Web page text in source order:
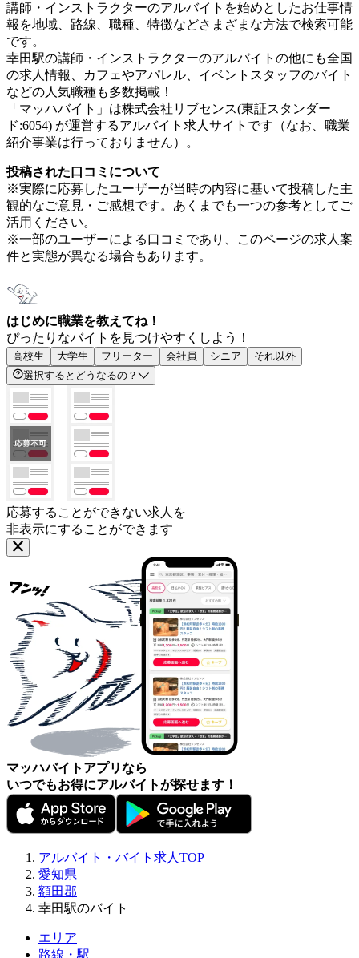
講師・インストラクターのアルバイトを始めとしたお仕事情
報を地域、路線、職種、特徴などさまざまな方法で検索可能
です。
幸田駅の講師・インストラクターのアルバイトの他にも全国
の求人情報、カフェやアパレル、イベントスタッフのバイト
などの人気職種も多数掲載！
「マッハバイト」は株式会社リブセンス(東証スタンダー
ド:6054) が運営するアルバイト求人サイトです（なお、職業
紹介事業は行っておりません）。
投稿された口コミについて
※実際に応募したユーザーが当時の内容に基いて投稿した主
観的なご意見・ご感想です。あくまでも一つの参考としてご
活用ください。
※一部のユーザーによる口コミであり、このページの求人案
件と実態が異なる場合もあります。
はじめに職業を教えてね！
ぴったりなバイトを見つけやすくしよう！
高校生 大学生 フリーター 会社員 シニア
それ以外
選択するとどうなるの？
応募することができない求人を
非表示にすることができます
マッハバイトアプリなら
いつでもお得にアルバイトが探せます！
アルバイト・バイト求人TOP
愛知県
額田郡
幸田駅のバイト
エリア
路線・駅